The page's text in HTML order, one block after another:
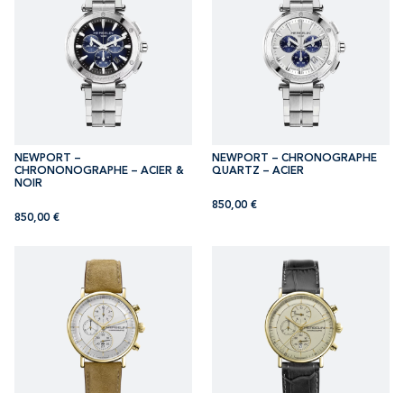
NEWPORT –
CHRONONOGRAPHE – ACIER &
NOIR
850,00 €
NEWPORT – CHRONOGRAPHE
QUARTZ – ACIER
850,00 €